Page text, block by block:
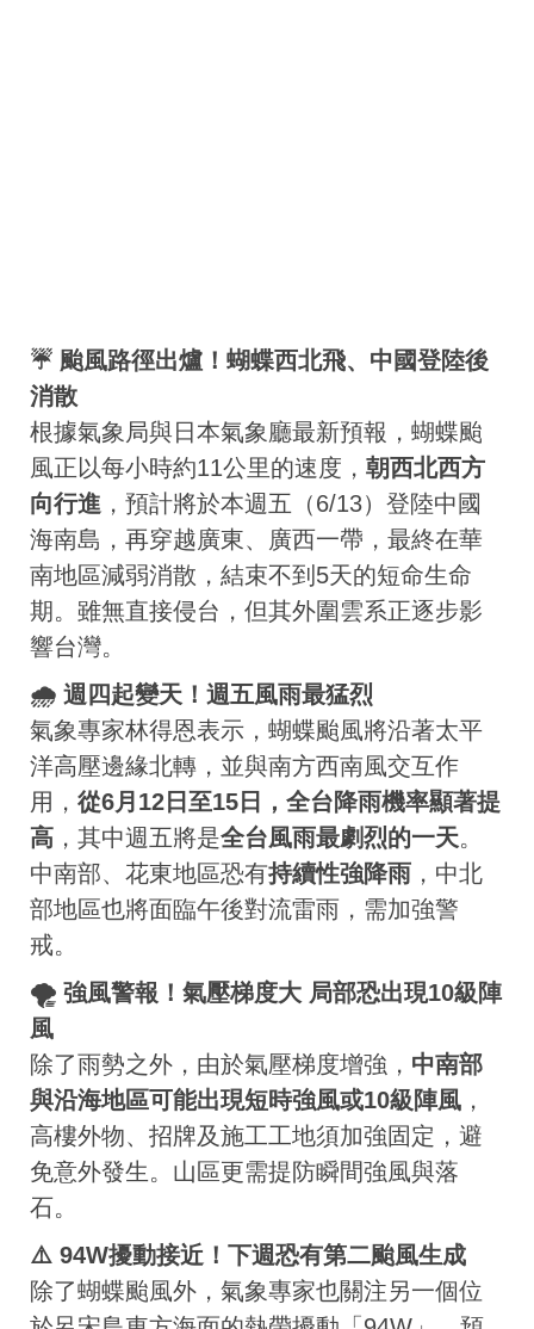
☔ 颱風路徑出爐！蝴蝶西北飛、中國登陸後
消散
根據氣象局與日本氣象廳最新預報，蝴蝶颱
風正以每小時約11公里的速度， 朝西北西方
向行進 ，預計將於本週五（6/13）登陸中國
海南島，再穿越廣東、廣西一帶，最終在華
南地區減弱消散，結束不到5天的短命生命
期。雖無直接侵台，但其外圍雲系正逐步影
響台灣。
🌧️ 週四起變天！週五風雨最猛烈
氣象專家林得恩表示，蝴蝶颱風將沿著太平
洋高壓邊緣北轉，並與南方西南風交互作
用， 從6月12日至15日，全台降雨機率顯著提
高 ，其中週五將是全台風雨最劇烈的一天。
中南部、花東地區恐有持續性強降雨 ，中北
部地區也將面臨午後對流雷雨，需加強警
戒。
🌪️ 強風警報！氣壓梯度大 局部恐出現10級陣
風
除了雨勢之外，由於氣壓梯度增強， 中南部
與沿海地區可能出現短時強風或10級陣風 ，
高樓外物、招牌及施工工地須加強固定，避
免意外發生。山區更需提防瞬間強風與落
石。
⚠️ 94W擾動接近！下週恐有第二颱風生成
除了蝴蝶颱風外，氣象專家也關注另一個位